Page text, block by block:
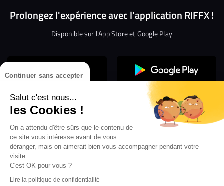
Continuer sans accepter
Salut c'est nous...
les Cookies !
On a attendu d'être sûrs que le contenu de
ce site vous intéresse avant de vous
déranger, mais on aimerait bien vous accompagner pendant votre
visite...
C'est OK pour vous ?
Lire la politique de confidentialité
Prolongez l'expérience avec l'application RIFFX !
Disponible sur l'App Store et Google Play
Confidentialité
Gestion des cookies
Conditions générales d’utilisation
Mentions légales
les webradios RIFFX
en exclusivité sur VIBES le titre de la révé